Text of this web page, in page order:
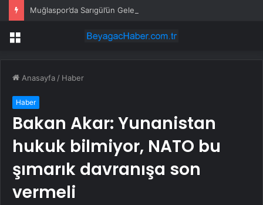
Muğlaspor’da Sarıgül’ün Geleceği Belirsiz
Menü
Anasayfa / Haber
Haber
Bakan Akar: Yunanistan
hukuk bilmiyor, NATO bu
şımarık davranışa son
vermeli